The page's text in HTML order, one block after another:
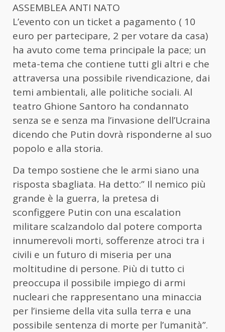
ASSEMBLEA ANTI NATO
L’evento con un ticket a pagamento ( 10
euro per partecipare, 2 per votare da casa)
ha avuto come tema principale la pace; un
meta-tema che contiene tutti gli altri e che
attraversa una possibile rivendicazione, dai
temi ambientali, alle politiche sociali. Al
teatro Ghione Santoro ha condannato
senza se e senza ma l’invasione dell’Ucraina
dicendo che Putin dovrà risponderne al suo
popolo e alla storia.
Da tempo sostiene che le armi siano una
risposta sbagliata. Ha detto:” Il nemico più
grande è la guerra, la pretesa di
sconfiggere Putin con una escalation
militare scalzandolo dal potere comporta
innumerevoli morti, sofferenze atroci tra i
civili e un futuro di miseria per una
moltitudine di persone. Più di tutto ci
preoccupa il possibile impiego di armi
nucleari che rappresentano una minaccia
per l’insieme della vita sulla terra e una
possibile sentenza di morte per l’umanità”.